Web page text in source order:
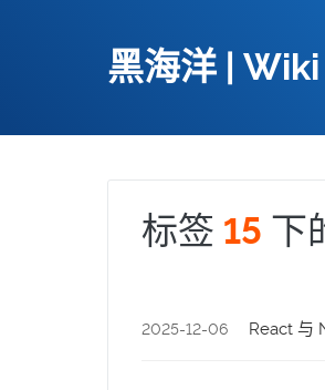
黑海洋 | Wiki
标签 15 下
2025-12-06 React 与